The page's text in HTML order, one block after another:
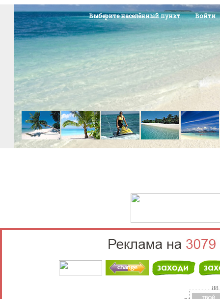
Выберите населённый пункт Войти